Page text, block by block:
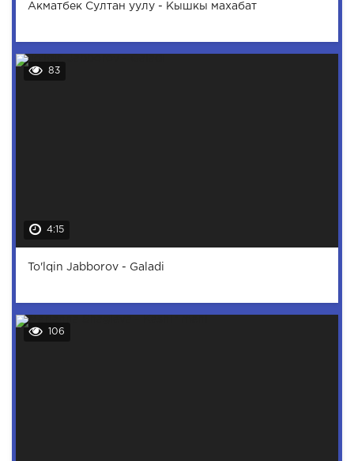
Акматбек Султан уулу - Кышкы махабат
83
4:15
To'lqin Jabborov - Galadi
106